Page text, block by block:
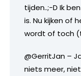
tijden..;-D Ik
is. Nu kijken of
wordt of toch
@GerritJan –
niets meer,